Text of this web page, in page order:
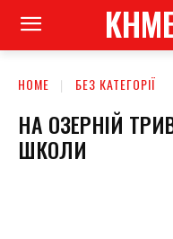
HOME БЕЗ КАТЕГОРІЇ
НА ОЗЕРНІЙ
ШКОЛИ